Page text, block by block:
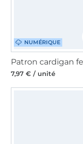
NUMÉRIQUE
7,97 € / unité